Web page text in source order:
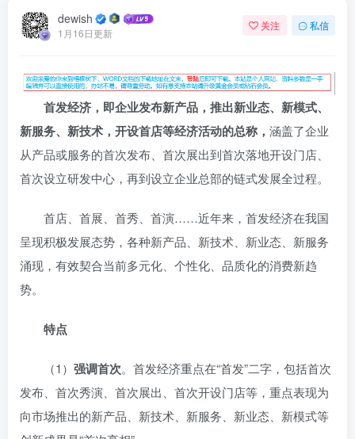
dewish
1月16日更新
关注 私信
首发经济，即企业发布新产品，推出新业态、新模式、
新服务、新技术，开设首店等经济活动的总称， 涵盖了企业
从产品或服务的首次发布、首次展出到首次落地开设门店、
首次设立研发中心，再到设立企业总部的链式发展全过程。
首店、首展、首秀、首演……近年来，首发经济在我国
呈现积极发展态势，各种新产品、新技术、新业态、新服务
涌现，有效契合当前多元化、个性化、品质化的消费新趋
势。
特点
（1） 强调首次。首发经济重点在“首发”二字，包括首次
发布、首次秀演、首次展出、首次开设门店等，重点表现为
向市场推出的新产品、新技术、新服务、新业态、新模式等